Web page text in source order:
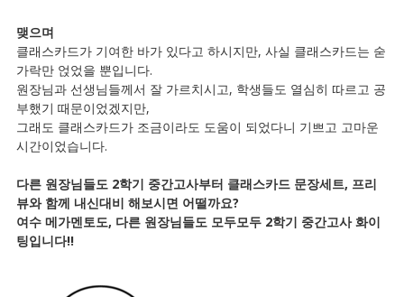
맺으며
클래스카드가 기여한 바가 있다고 하시지만, 사실 클래스카드는 숟
가락만 얹었을 뿐입니다.
원장님과 선생님들께서 잘 가르치시고, 학생들도 열심히 따르고 공
부했기 때문이었겠지만,
그래도 클래스카드가 조금이라도 도움이 되었다니 기쁘고 고마운
시간이었습니다.
다른 원장님들도 2학기 중간고사부터 클래스카드 문장세트, 프리
뷰와 함께 내신대비 해보시면 어떨까요?
여수 메가멘토도, 다른 원장님들도 모두모두 2학기 중간고사 화이
팅입니다!!